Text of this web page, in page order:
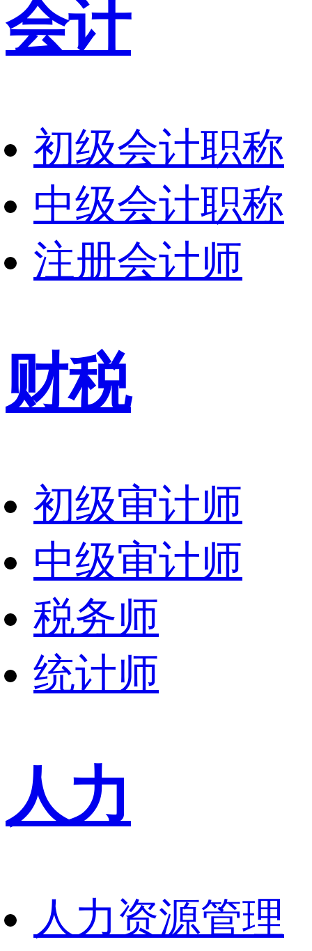
会计
初级会计职称
中级会计职称
注册会计师
财税
初级审计师
中级审计师
税务师
统计师
人力
人力资源管理